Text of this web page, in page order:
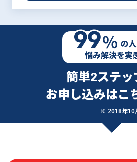
簡単2ステッ
お申し込みはこ
※ 2018年10